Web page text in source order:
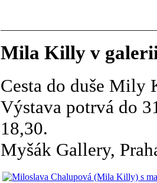
Mila Killy v
Cesta do duše Mily
Výstava potrvá do
18,30.
Myšák Gallery,